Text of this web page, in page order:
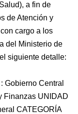
a fin de
de Atención y
cargo a los
del Ministerio de
siguiente detalle:
Gobierno Central
Finanzas UNIDAD
CATEGORÍA